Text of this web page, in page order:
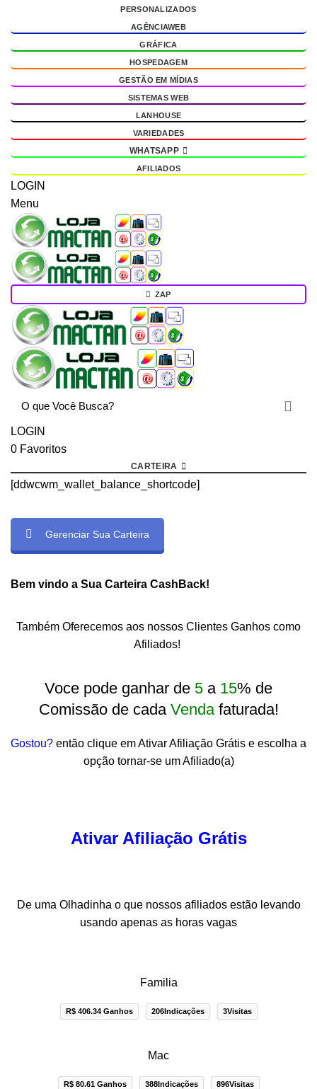
PERSONALIZADOS
AGÊNCIAWEB
GRÁFICA
HOSPEDAGEM
GESTÃO EM MÍDIAS
SISTEMAS WEB
LANHOUSE
VARIEDADES
WHATSAPP
AFILIADOS
LOGIN
Menu
ZAP
LOGIN
0 Favoritos
CARTEIRA
[ddwcwm_wallet_balance_shortcode]
Gerenciar Sua Carteira
Bem vindo a Sua Carteira CashBack!
Também Oferecemos aos nossos Clientes Ganhos como
Afiliados!
Voce pode ganhar de 5 a 15% de
Comissão de cada Vendafaturada!
Gostou? então clique em Ativar Afiliação Grátis e escolha a
opção tornar-se um Afiliado(a)
Ativar Afiliação Grátis
De uma Olhadinha o que nossos afiliados estão levando
usando apenas as horas vagas
Familia
R$ 406.34 Ganhos 206Indicações 3Visitas
Mac
R$ 80.61 Ganhos 388Indicações 896Visitas